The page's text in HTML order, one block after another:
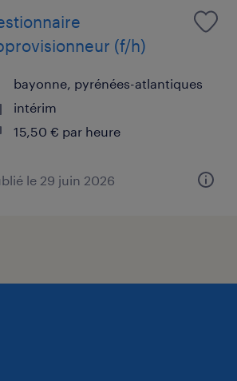
(f/h)
bayonne, pyrénées-atlantiques
intérim
15,50 € par heure
le 29 juin 2026